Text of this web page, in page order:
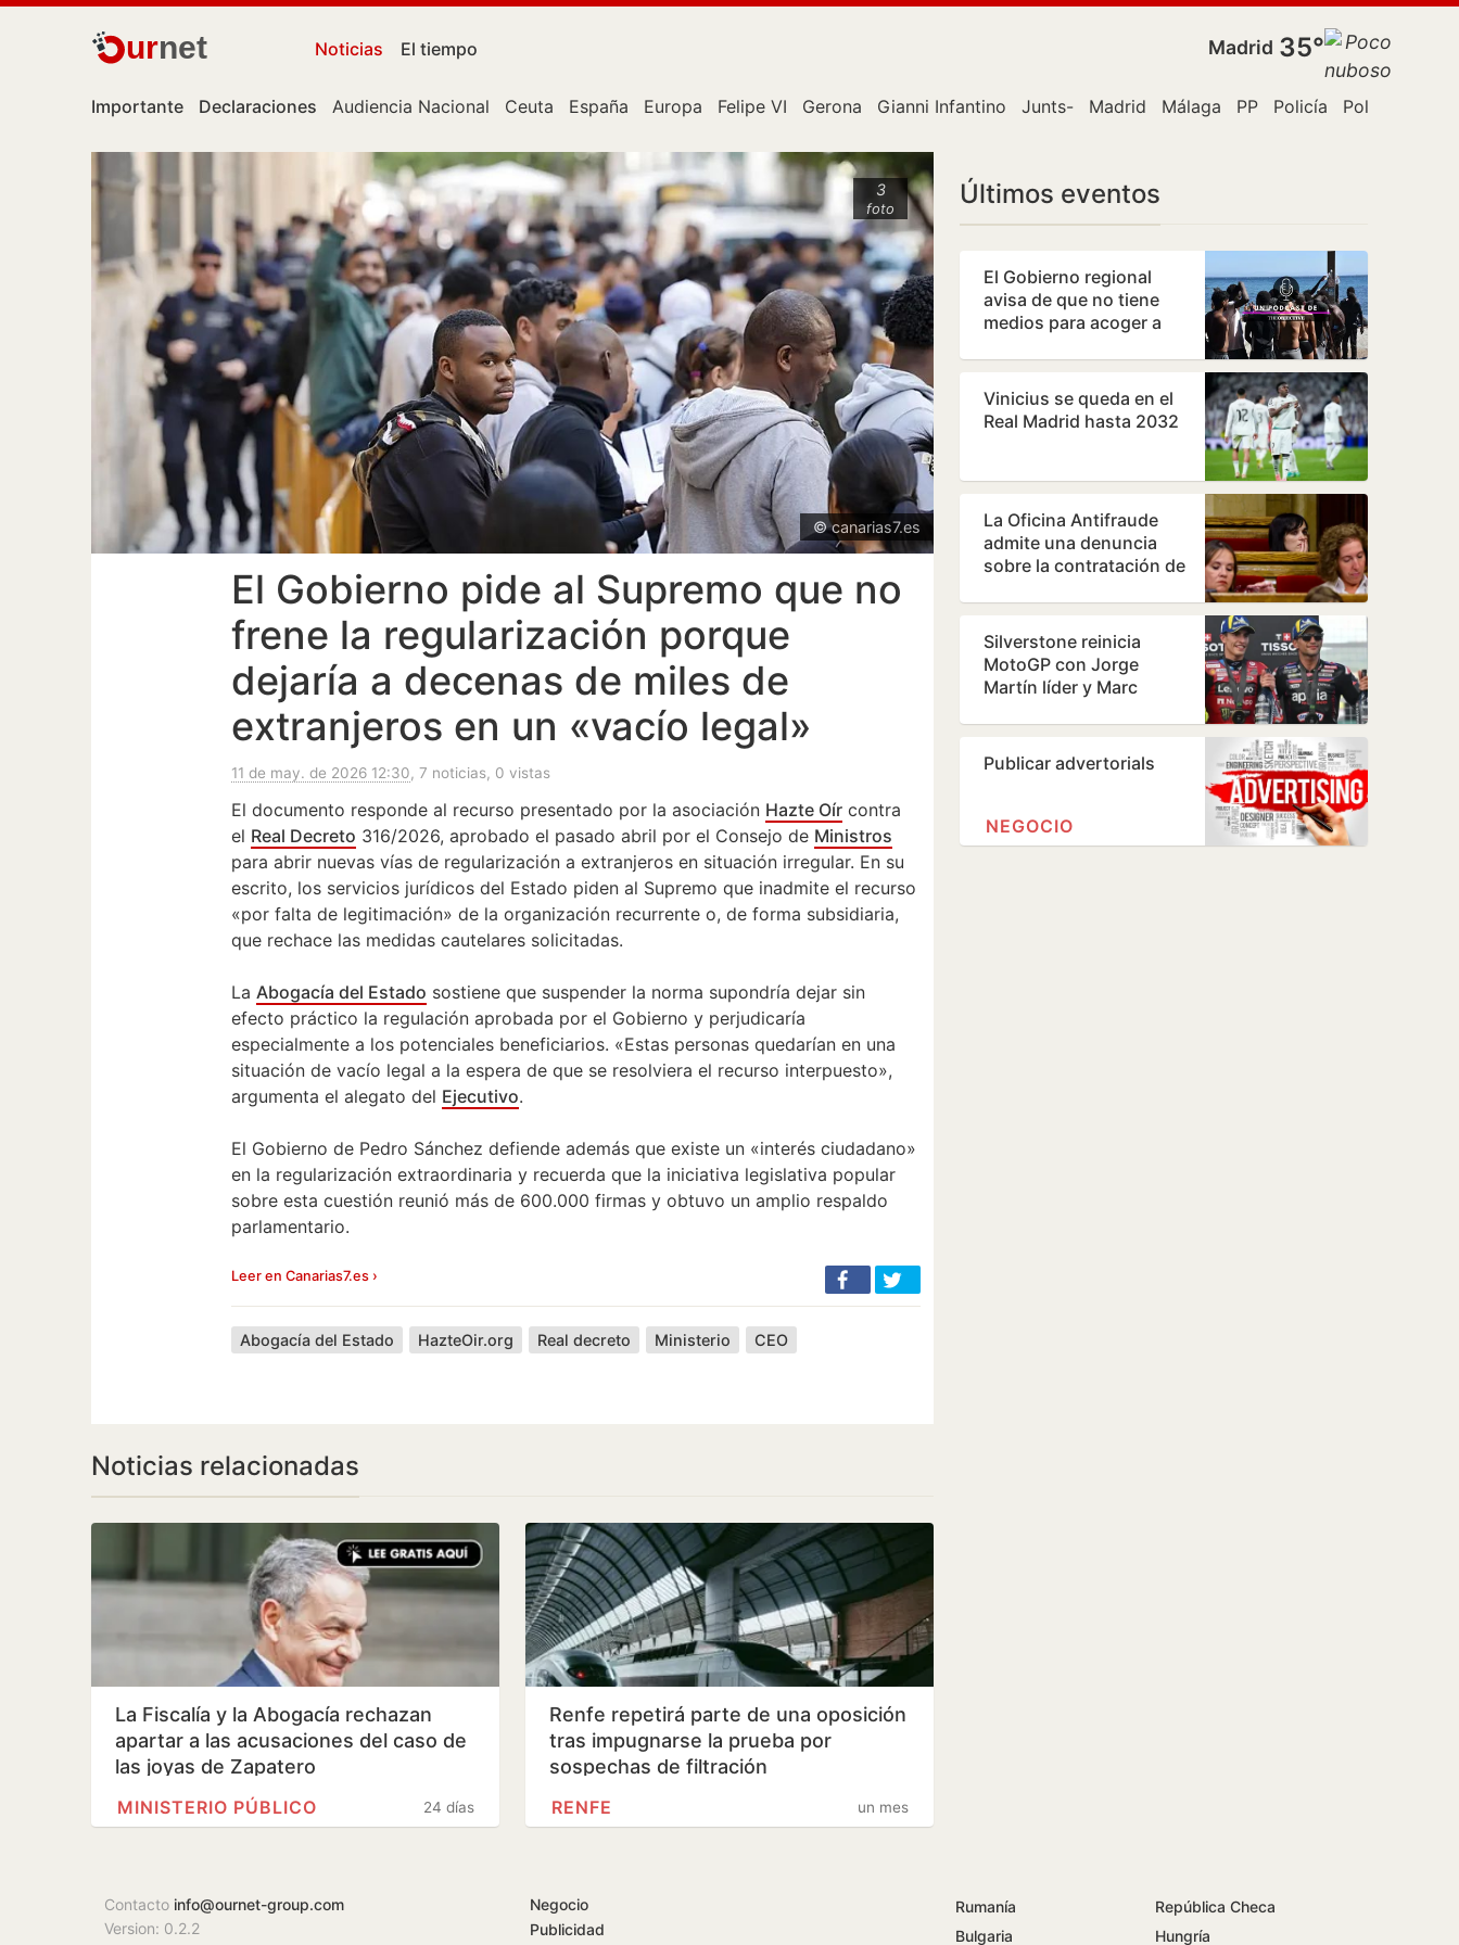
urnet Noticias El tiempo Madrid 35°
Importante Declaraciones Audiencia Nacional Ceuta España Europa Felipe VI Gerona Gianni Infantino Junts- Madrid Málaga PP Policía Policía judicial
3
foto
© canarias7.es
El Gobierno pide al Supremo que no
frene la regularización porque
dejaría a decenas de miles de
extranjeros en un «vacío legal»
11 de may. de 2026 12:30, 7 noticias, 0 vistas
El documento responde al recurso presentado por la asociación Hazte Oír contra
el Real Decreto 316/2026, aprobado el pasado abril por el Consejo de Ministros
para abrir nuevas vías de regularización a extranjeros en situación irregular. En su
escrito, los servicios jurídicos del Estado piden al Supremo que inadmite el recurso
«por falta de legitimación» de la organización recurrente o, de forma subsidiaria,
que rechace las medidas cautelares solicitadas.
La Abogacía del Estado sostiene que suspender la norma supondría dejar sin
efecto práctico la regulación aprobada por el Gobierno y perjudicaría
especialmente a los potenciales beneficiarios. «Estas personas quedarían en una
situación de vacío legal a la espera de que se resolviera el recurso interpuesto»,
argumenta el alegato del Ejecutivo.
El Gobierno de Pedro Sánchez defiende además que existe un «interés ciudadano»
en la regularización extraordinaria y recuerda que la iniciativa legislativa popular
sobre esta cuestión reunió más de 600.000 firmas y obtuvo un amplio respaldo
parlamentario.
Leer en Canarias7.es ›
Abogacía del Estado HazteOir.org Real decreto Ministerio CEO
Noticias relacionadas
La Fiscalía y la Abogacía rechazan
apartar a las acusaciones del caso de
las joyas de Zapatero
24 días
MINISTERIO PÚBLICO
Renfe repetirá parte de una oposición
tras impugnarse la prueba por
sospechas de filtración
un mes
RENFE
Últimos eventos
El Gobierno regional
avisa de que no tiene
medios para acoger a
admite que…
Vinicius se queda en el
Real Madrid hasta 2032
La Oficina Antifraude
admite una denuncia
sobre la contratación de
policía…
Silverstone reinicia
MotoGP con Jorge
Martín líder y Marc
Publicar advertorials
NEGOCIO
Contacto info@ournet-group.com
Version: 0.2.2
Negocio
Publicidad
Rumanía
República Checa
Bulgaria
Hungría